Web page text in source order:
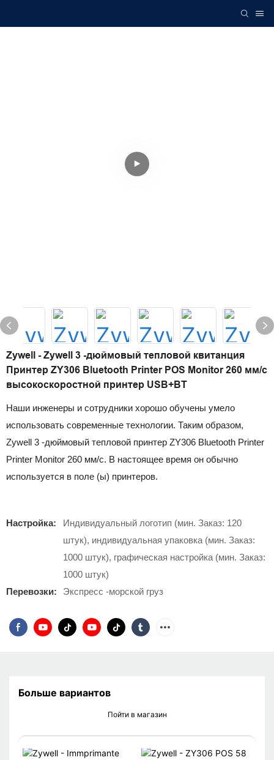
Zywell - Zywell 3 -дюймовый тепловой квитанция
Принтер ZY306 Bluetooth Printer POS Monitor 260 мм/с
высокоскоростной принтер USB+BT
Наши инженеры и сотрудники хорошо обучены умело
использовать современные технологии. Таким образом,
Zywell 3 -дюймовый тепловой принтер ZY306 Bluetooth Printer
Printer Monitor 260 мм/с. В настоящее время он обычно
используется в поле (ы) принтеров.
Настройка:
Индивидуальный логотип (мин. Заказ: 120
штук), индивидуальная упаковка (мин. Заказ:
1000 штук), графическая настройка (мин. Заказ:
1000 штук)
Перевозки:
Экспресс -морской груз
Больше вариантов
Пойти в магазин